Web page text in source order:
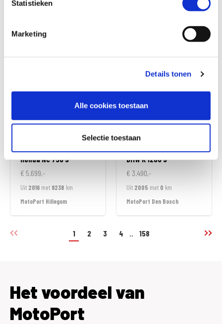
Statistieken
Marketing
Details tonen
Alle cookies toestaan
Selectie toestaan
MotoPort Hillegom
MotoPort Hillegom
HondaNC 750 S
€ 5.699,-
Uit 2016 met 9238 km
MotoPort Hillegom
BMWK 1200 S
€ 3.490,-
Uit 2005 met 0 km
MotoPort Den Bosch
1 2 3 4 .. 158
Het voordeel van
MotoPort